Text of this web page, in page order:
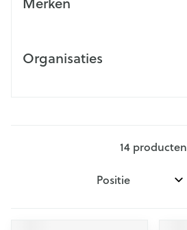
Organisaties
14 producten
Sorteer op: